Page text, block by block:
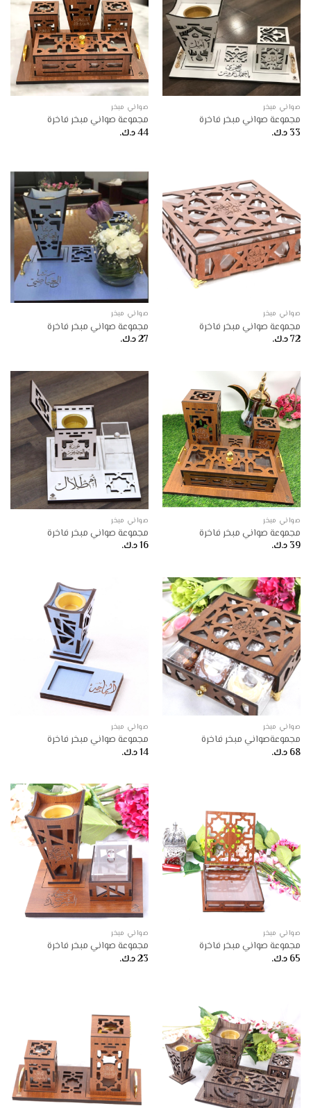
صواني مبخر
مجموعة صواني مبخر فاخرة
33د.ك.
صواني مبخر
مجموعة صواني مبخر فاخرة
44د.ك.
صواني مبخر
مجموعة صواني مبخر فاخرة
72د.ك.
صواني مبخر
مجموعة صواني مبخر فاخرة
27د.ك.
صواني مبخر
مجموعة صواني مبخر فاخرة
39د.ك.
صواني مبخر
مجموعة صواني مبخر فاخرة
16د.ك.
صواني مبخر
مجموعةصواني مبخر فاخرة
68د.ك.
صواني مبخر
مجموعة صواني مبخر فاخرة
14د.ك.
صواني مبخر
مجموعة صواني مبخر فاخرة
65د.ك.
صواني مبخر
مجموعة صواني مبخر فاخرة
23د.ك.